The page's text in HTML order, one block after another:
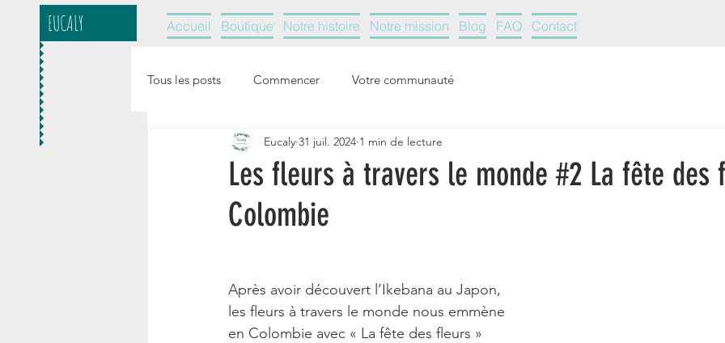
EUCALY Accueil Boutique Notre histoire Notre mission Blog FAQ Contact
Tous les posts Commencer Votre communauté
Les fleurs à travers le monde #2 La fête des
Colombie
Eucaly 31 juil. 2024 1 min de lecture
Après avoir découvert l’Ikebana au Japon,
les fleurs à travers le monde nous emmène
en Colombie avec « La fête des fleurs »